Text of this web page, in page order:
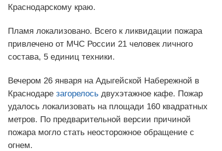
Краснодарскому краю.
Пламя локализовано. Всего к ликвидации пожара
привлечено от МЧС России 21 человек личного
состава, 5 единиц техники.
Вечером 26 января на Адыгейской Набережной в
Краснодаре загорелось двухэтажное кафе. Пожар
удалось локализовать на площади 160 квадратных
метров. По предварительной версии причиной
пожара могло стать неосторожное обращение с
огнем.